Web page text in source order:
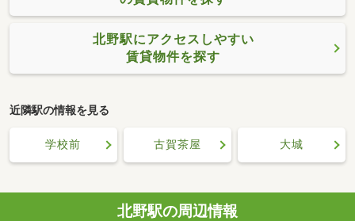
北野駅にアクセスしやすい
賃貸物件を探す
近隣駅の情報を見る
学校前 古賀茶屋 大城
北野駅の周辺情報